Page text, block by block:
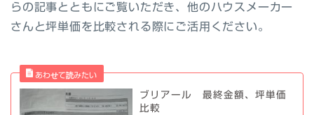
らの記事とともにご覧いただき、他のハウスメーカー
さんと坪単価を比較される際にご活用ください。
ブリアール 最終金額、坪単価
比較